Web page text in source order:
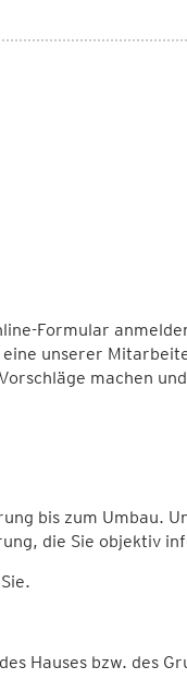
Formular
unserer
machen
bis zum Umbau.
die Sie objektiv
Hauses bzw. des